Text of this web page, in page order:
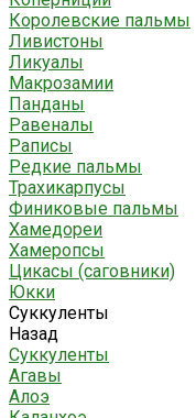
Королевские пальмы
Ливистоны
Ликуалы
Макрозамии
Панданы
Равеналы
Раписы
Редкие пальмы
Трахикарпусы
Финиковые пальмы
Хамедореи
Хамеропсы
Цикасы (саговники)
Юкки
Суккуленты
Назад
Суккуленты
Агавы
Алоэ